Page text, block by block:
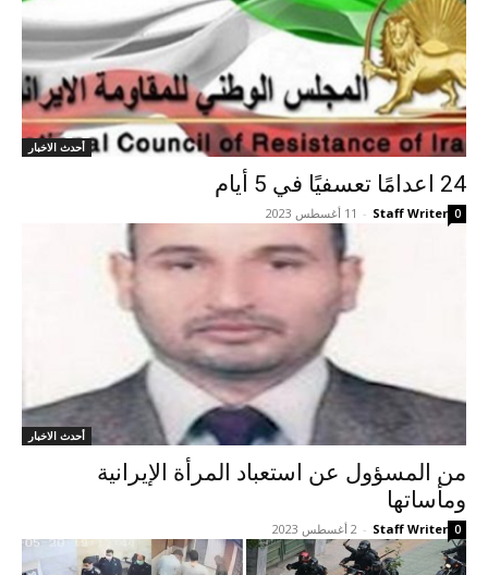
أحدث الاخبار
24 اعدامًا تعسفيًا في 5 أيام
Staff Writer
- 11 أغسطس 2023 0
أحدث الاخبار
من المسؤول عن استعباد المرأة الإيرانية
ومأساتها
Staff Writer
- 2 أغسطس 2023 0